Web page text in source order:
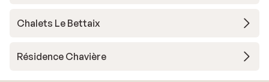
Chalets Le Bettaix
Résidence Chavière